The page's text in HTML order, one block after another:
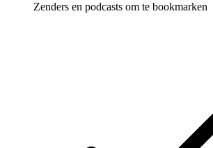
Zenders en podcasts om te bookmarken